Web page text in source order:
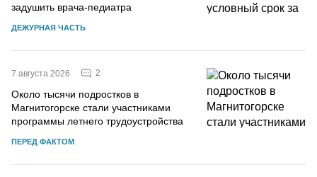
задушить врача-педиатра
ДЕЖУРНАЯ ЧАСТЬ
7 августа 2026 2
Около тысячи подростков в
Магнитогорске стали участниками
программы летнего трудоустройства
ПЕРЕД ФАКТОМ